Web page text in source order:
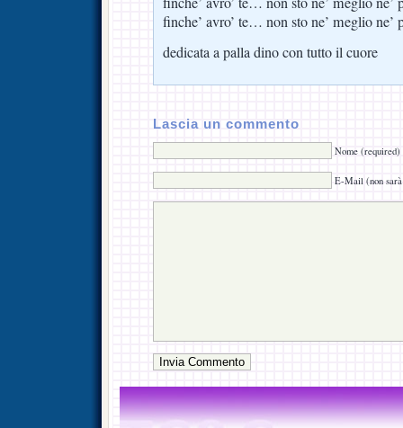
finche’ avro’ te… non sto ne’ meglio ne’
dedicata a palla dino con tutto il cuore
Lascia un commento
Nome (required)
E-Mail (non